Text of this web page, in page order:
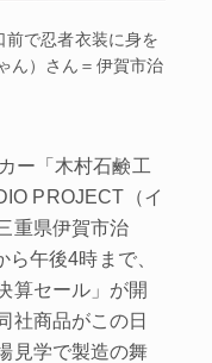
前で忍者衣装に身を
ん）さん＝伊賀市治
ー「木村石鹸工
PROJECT（イ
重県伊賀市治
午後4時まで、
算セール」が開
社商品がこの日
見学で製造の舞